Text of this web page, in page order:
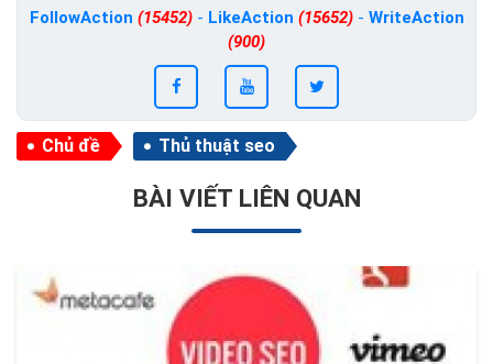
FollowAction (15452)- LikeAction (15652)- WriteAction
(900)
Chủ đề Thủ thuật seo
BÀI VIẾT LIÊN QUAN